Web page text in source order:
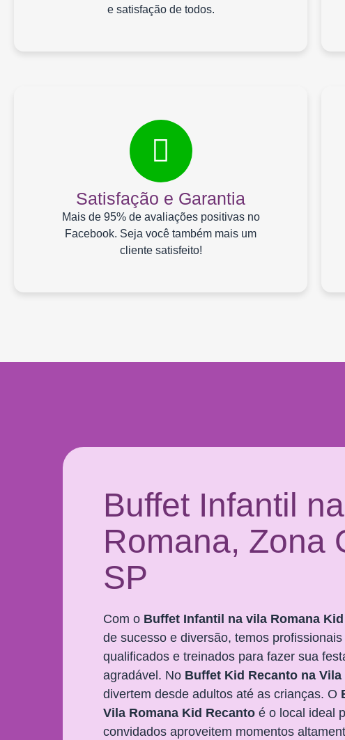
e satisfação de todos.
Satisfação e Garantia
Mais de 95% de avaliações positivas no
Facebook. Seja você também mais um
cliente satisfeito!
Buffet Infantil
Romana, Zona
SP
Com o Buffet Infantil na vila Romana
de sucesso e diversão, temos
qualificados e treinados para fazer sua
agradável. No Buffet Kid Recanto na Vila
divertem desde adultos até as crianças. O
Vila Romana Kid Recanto é o local ideal
convidados aproveitem momentos